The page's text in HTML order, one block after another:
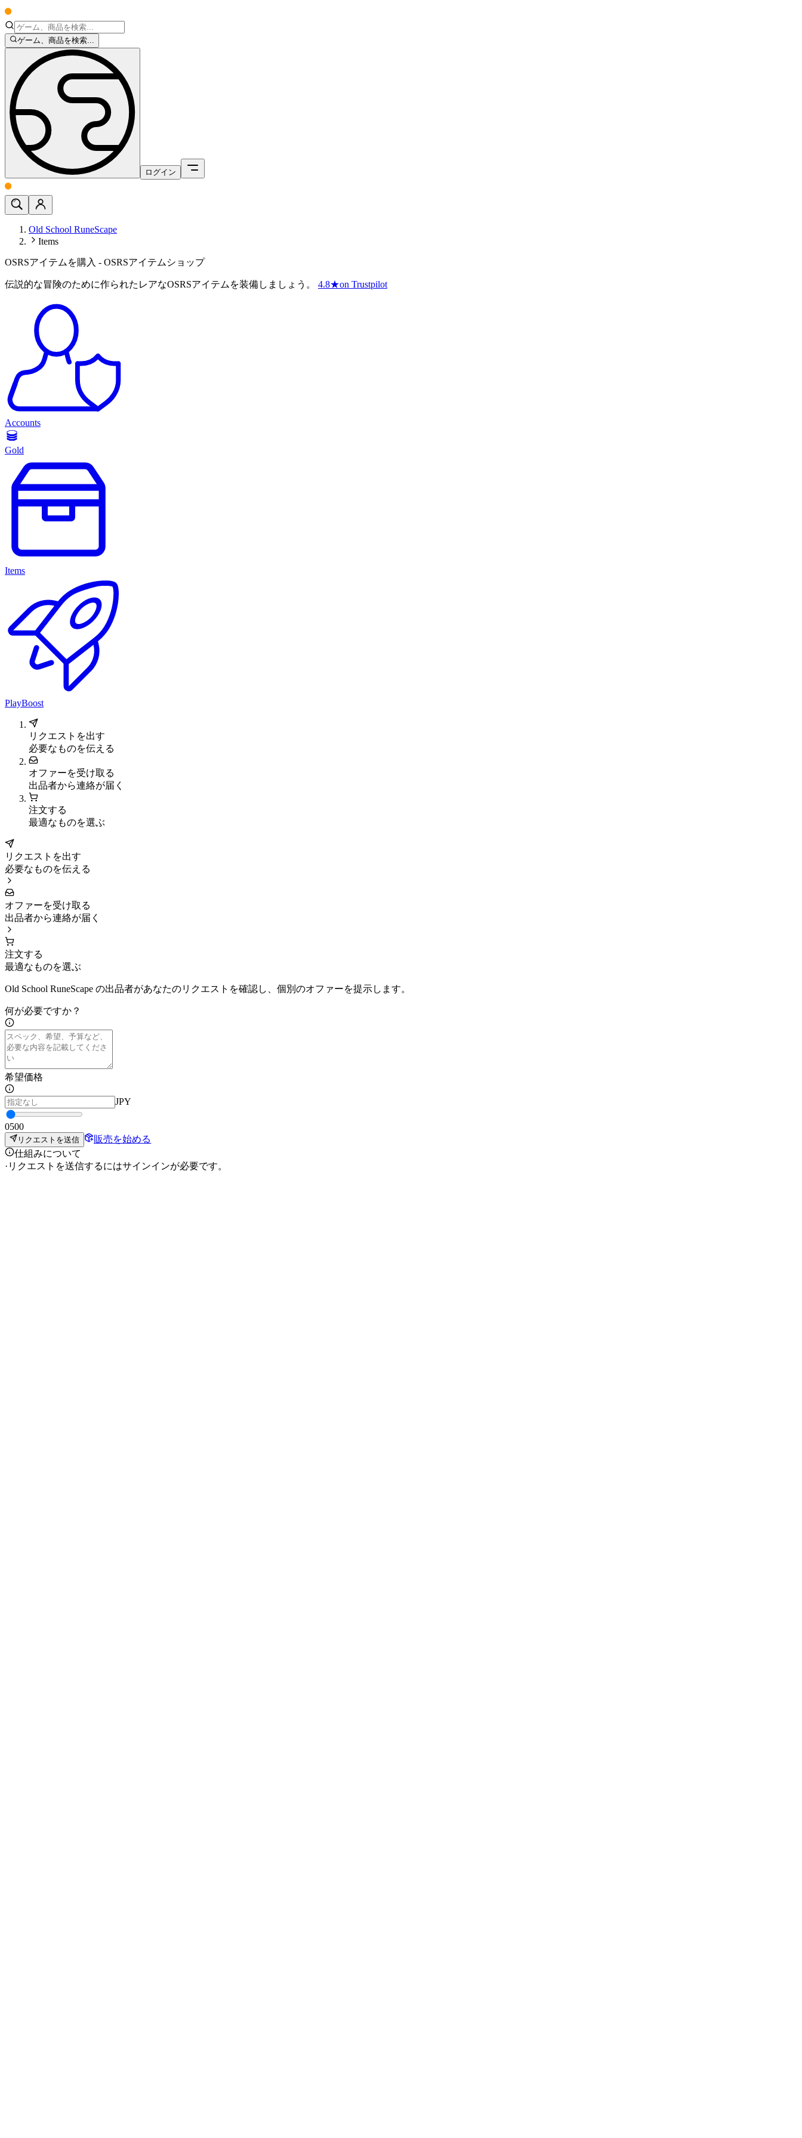
ゲーム、商品を検索...
ログイン
Old School RuneScape
Items
OSRSアイテムを購入 - OSRSアイテムショップ
伝説的な冒険のために作られたレアなOSRSアイテムを装備しましょう。 4.8★on Trustpilot
Accounts
Gold
Items
PlayBoost
リクエストを出す
必要なものを伝える
オファーを受け取る
出品者から連絡が届く
注文する
最適なものを選ぶ
リクエストを出す
必要なものを伝える
オファーを受け取る
出品者から連絡が届く
注文する
最適なものを選ぶ
Old School RuneScape の出品者があなたのリクエストを確認し、個別のオファーを提示します。
何が必要ですか？
希望価格
JPY
0500
リクエストを送信
販売を始める
仕組みについて
· リクエストを送信するにはサインインが必要です。